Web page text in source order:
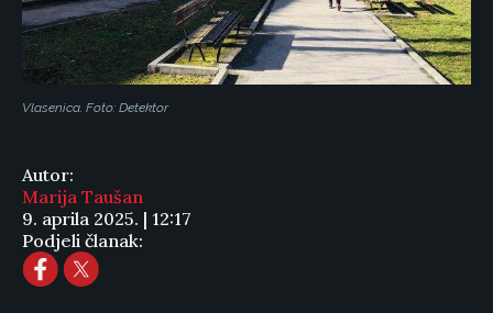
Vlasenica. Foto: Detektor
Autor:
Marija Taušan
9. aprila 2025. | 12:17
Podjeli članak: